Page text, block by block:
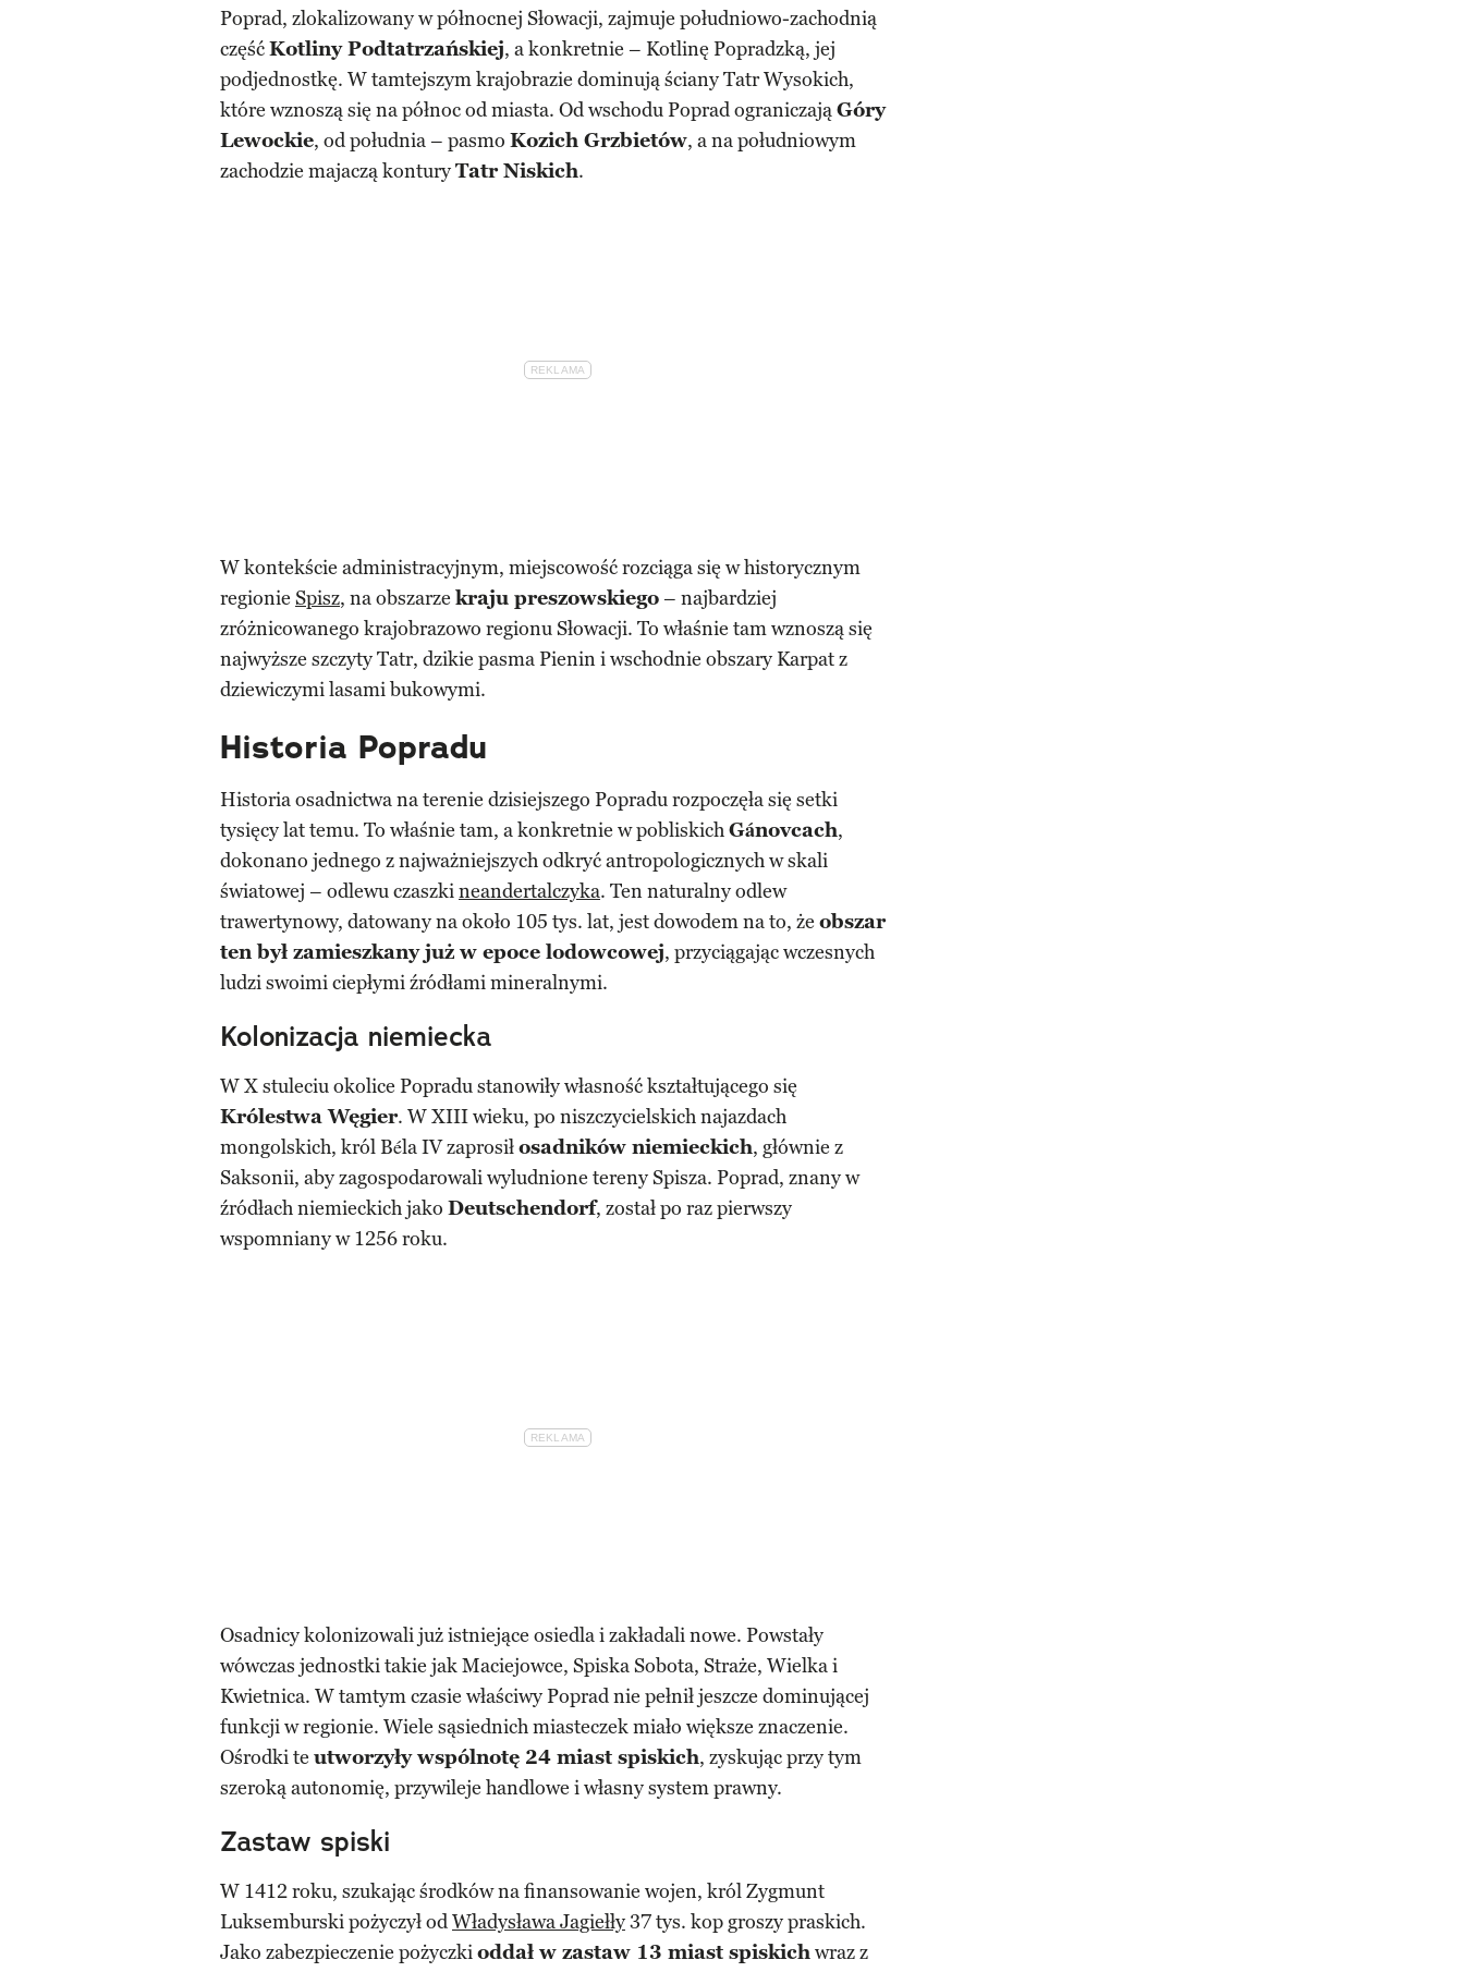
Poprad, zlokalizowany w północnej Słowacji, zajmuje południowo-zachodnią
częśćKotliny Podtatrzańskiej, a konkretnie – Kotlinę Popradzką, jej
podjednostkę. W tamtejszym krajobrazie dominują ściany Tatr Wysokich,
które wznoszą się na północ od miasta. Od wschodu Poprad ograniczająGóry
Lewockie, od południa – pasmo Kozich Grzbietów, a na południowym
zachodzie majaczą konturyTatr Niskich.
W kontekście administracyjnym, miejscowość rozciąga się w historycznym
regionie Spisz, na obszarze kraju preszowskiego– najbardziej
zróżnicowanego krajobrazowo regionu Słowacji. To właśnie tam wznoszą się
najwyższe szczyty Tatr, dzikie pasma Pienin i wschodnie obszary Karpat z
dziewiczymi lasami bukowymi.
Historia Popradu
Historia osadnictwa na terenie dzisiejszego Popradu rozpoczęła się setki
tysięcy lat temu. To właśnie tam, a konkretnie w pobliskichGánovcach,
dokonano jednego z najważniejszych odkryć antropologicznych w skali
światowej – odlewu czaszkineandertalczyka. Ten naturalny odlew
trawertynowy, datowany na około 105 tys. lat, jest dowodem na to, że obszar
ten był zamieszkany już w epoce lodowcowej, przyciągając wczesnych
ludzi swoimi ciepłymi źródłami mineralnymi.
Kolonizacja niemiecka
W X stuleciu okolice Popradu stanowiły własność kształtującego się
Królestwa Węgier. W XIII wieku, po niszczycielskich najazdach
mongolskich, król Béla IV zaprosiłosadników niemieckich, głównie z
Saksonii, aby zagospodarowali wyludnione tereny Spisza. Poprad, znany w
źródłach niemieckich jako Deutschendorf, został po raz pierwszy
wspomniany w 1256 roku.
Osadnicy kolonizowali już istniejące osiedla i zakładali nowe. Powstały
wówczas jednostki takie jak Maciejowce, Spiska Sobota, Straże, Wielka i
Kwietnica. W tamtym czasie właściwy Poprad nie pełnił jeszcze dominującej
funkcji w regionie. Wiele sąsiednich miasteczek miało większe znaczenie.
Ośrodki te utworzyły wspólnotę 24 miast spiskich, zyskując przy tym
szeroką autonomię, przywileje handlowe i własny system prawny.
Zastaw spiski
W 1412 roku, szukając środków na finansowanie wojen, król Zygmunt
Luksemburski pożyczył odWładysława Jagiełły37 tys. kop groszy praskich.
Jako zabezpieczenie pożyczkioddał w zastaw 13 miast spiskichwraz z